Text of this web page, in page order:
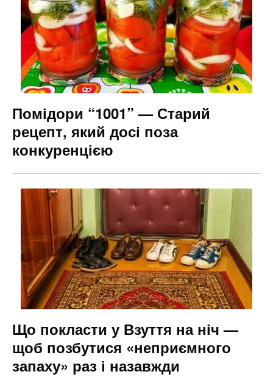
o
o
k
m n
g
er
Помідори “1001” — Старий
рецепт, який досі поза
конкуренцією
Що покласти у Взуття на ніч —
щоб позбутися «неприємного
запаху» раз і назавжди